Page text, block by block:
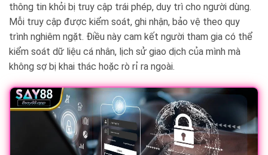
thông tin khỏi bị truy cập trái phép, duy trì cho người dùng.
Mỗi truy cập được kiểm soát, ghi nhận, bảo vệ theo quy
trình nghiêm ngặt. Điều này cam kết người tham gia có thể
kiểm soát dữ liệu cá nhân, lịch sử giao dịch của mình mà
không sợ bị khai thác hoặc rò rỉ ra ngoài.